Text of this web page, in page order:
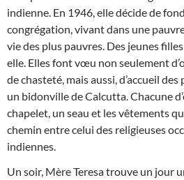
indienne. En 1946, elle décide de
congrégation, vivant dans une
vie des plus pauvres. Des jeunes
elle. Elles font vœu non seulement
de chasteté, mais aussi, d’accueil
un bidonville de Calcutta. Chacune
chapelet, un seau et les vêtements
chemin entre celui des religieuses
indiennes.
Un soir, Mère Teresa trouve un jour